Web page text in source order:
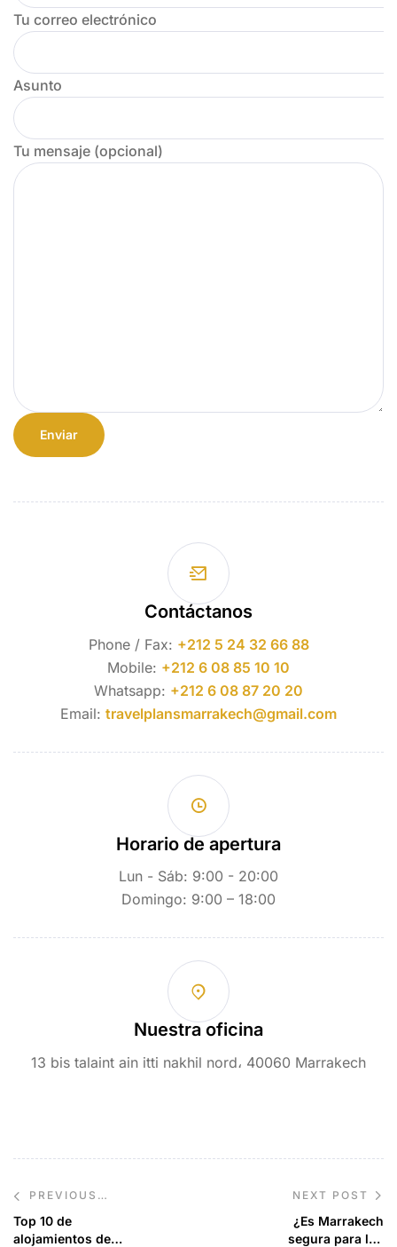
Tu correo electrónico
Asunto
Tu mensaje (opcional)
Contáctanos
Phone / Fax: +212 5 24 32 66 88
Mobile: +212 6 08 85 10 10
Whatsapp: +212 6 08 87 20 20
Email: travelplansmarrakech@gmail.com
Horario de apertura
Lun - Sáb: 9:00 - 20:00
Domingo: 9:00 – 18:00
Nuestra oficina
13 bis talaint ain itti nakhil nord، 40060 Marrakech
PREVIOUS
POST
Top 10 de
alojamientos de
NEXT POST
¿Es Marrakech
segura para los